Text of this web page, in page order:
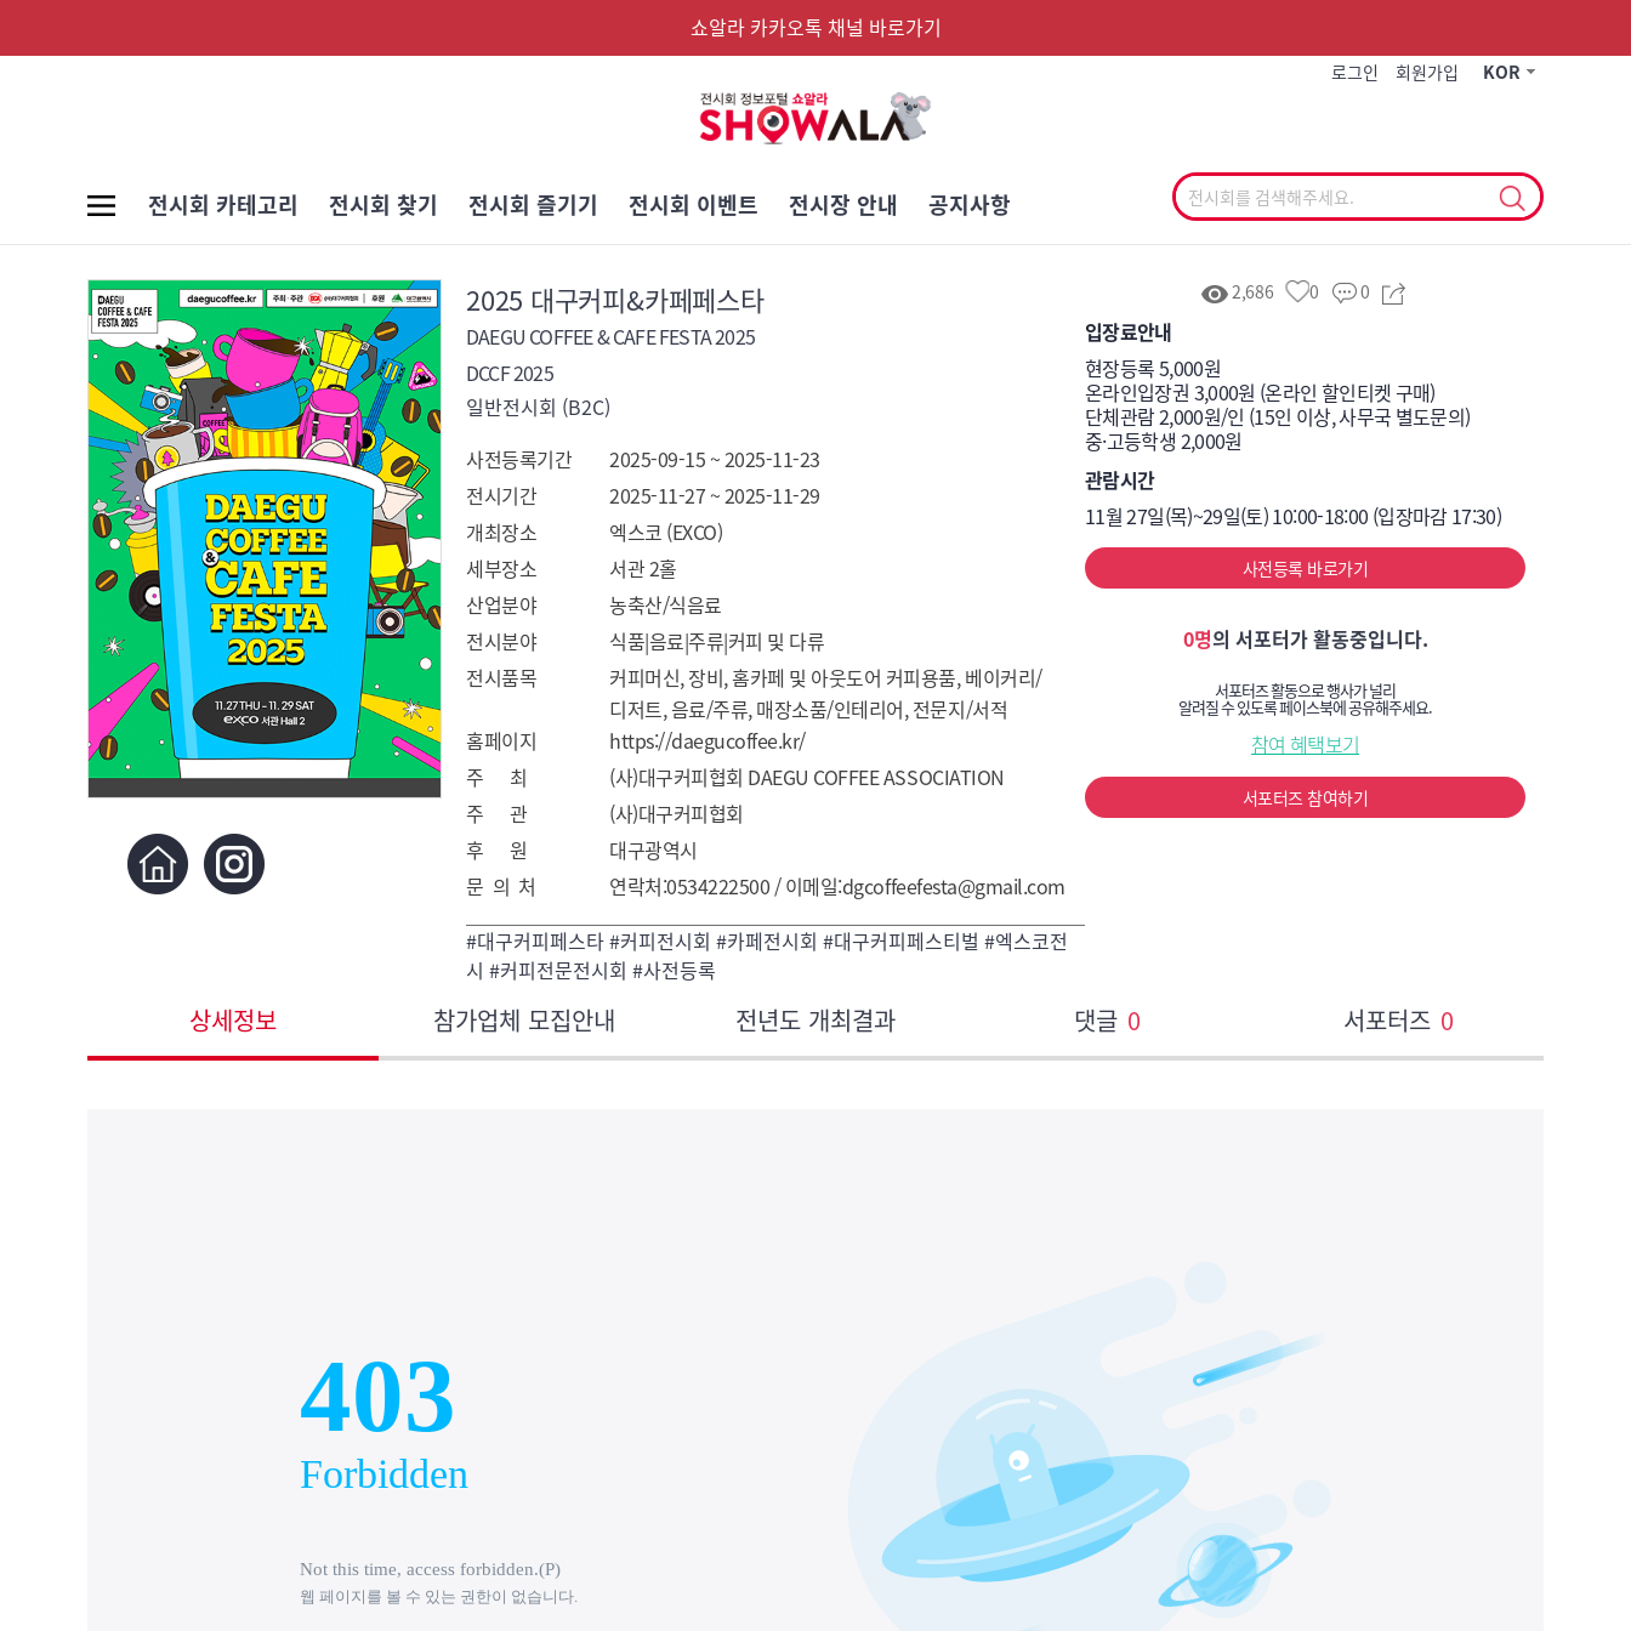
쇼알라 카카오톡 채널 바로가기
로그인 회원가입 KOR
전시회 카테고리 전시회 찾기 전시회 즐기기 전시회 이벤트 전시장 안내 공지사항
2025 대구커피&카페페스타
DAEGU COFFEE & CAFE FESTA 2025
DCCF 2025
일반전시회 (B2C)
사전등록기간
2025-09-15 ~ 2025-11-23
전시기간
2025-11-27 ~ 2025-11-29
개최장소
엑스코 (EXCO)
세부장소
서관 2홀
산업분야
농축산/식음료
전시분야
식품|음료|주류|커피 및 다류
전시품목
커피머신, 장비, 홈카페 및 아웃도어 커피용품, 베이커리/
디저트, 음료/주류, 매장소품/인테리어, 전문지/서적
홈페이지
https://daegucoffee.kr/
주 최
(사)대구커피협회 DAEGU COFFEE ASSOCIATION
주 관
(사)대구커피협회
후 원
대구광역시
문 의 처
연락처:0534222500 / 이메일:dgcoffeefesta@gmail.com
#대구커피페스타 #커피전시회 #카페전시회 #대구커피페스티벌 #엑스코전
시 #커피전문전시회 #사전등록
2,686 0 0
입장료안내
현장등록 5,000원
온라인입장권 3,000원 (온라인 할인티켓 구매)
단체관람 2,000원/인 (15인 이상, 사무국 별도문의)
중·고등학생 2,000원
관람시간
11월 27일(목)~29일(토) 10:00-18:00 (입장마감 17:30)
사전등록 바로가기
0명의 서포터가 활동중입니다.
서포터즈 활동으로 행사가 널리
알려질 수 있도록 페이스북에 공유해주세요.
참여 혜택보기
서포터즈 참여하기
상세정보 참가업체 모집안내 전년도 개최결과 댓글 0 서포터즈 0